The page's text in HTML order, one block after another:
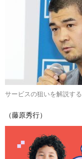
サービスの狙いを解説す
（藤原秀行）